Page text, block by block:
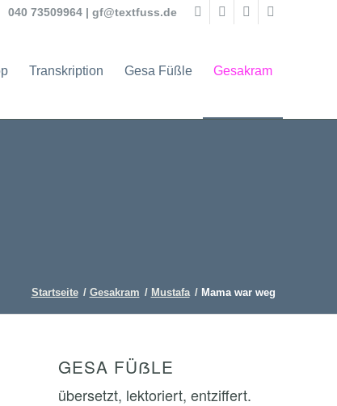
040 73509964 | gf@textfuss.de
Transkription Gesa Füßle Gesakram
Startseite / Gesakram / Mustafa / Mama war weg
GESA FÜẞLE
übersetzt, lektoriert, entziffert.